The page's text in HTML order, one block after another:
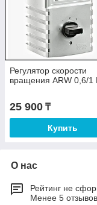
Регулятор скорости
вращения ARW 0,6/1
25 900 ₸
Купить
О нас
Рейтинг не
Менее 5